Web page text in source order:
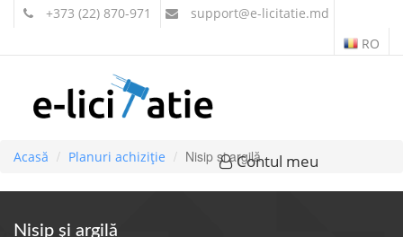
+373 (22) 870-971 support@e-licitatie.md
RO
Contul meu
Acasă Planuri achiziție Nisip şi argilă
Nisip şi argilă